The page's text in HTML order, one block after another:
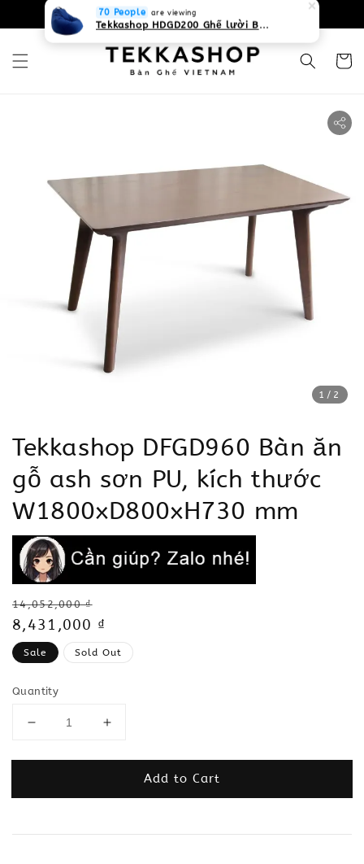
0931268840 Liên hệ với chúng tôi
1 /2
Tekkashop DFGD960 Bàn ăn
gỗ ash sơn PU, kích thước
W1800xD800xH730 mm
Regular
price
14,052,000 ₫
Sale
price
8,431,000 ₫
Sale Sold Out
Quantity
Add to Cart
70 People are viewing